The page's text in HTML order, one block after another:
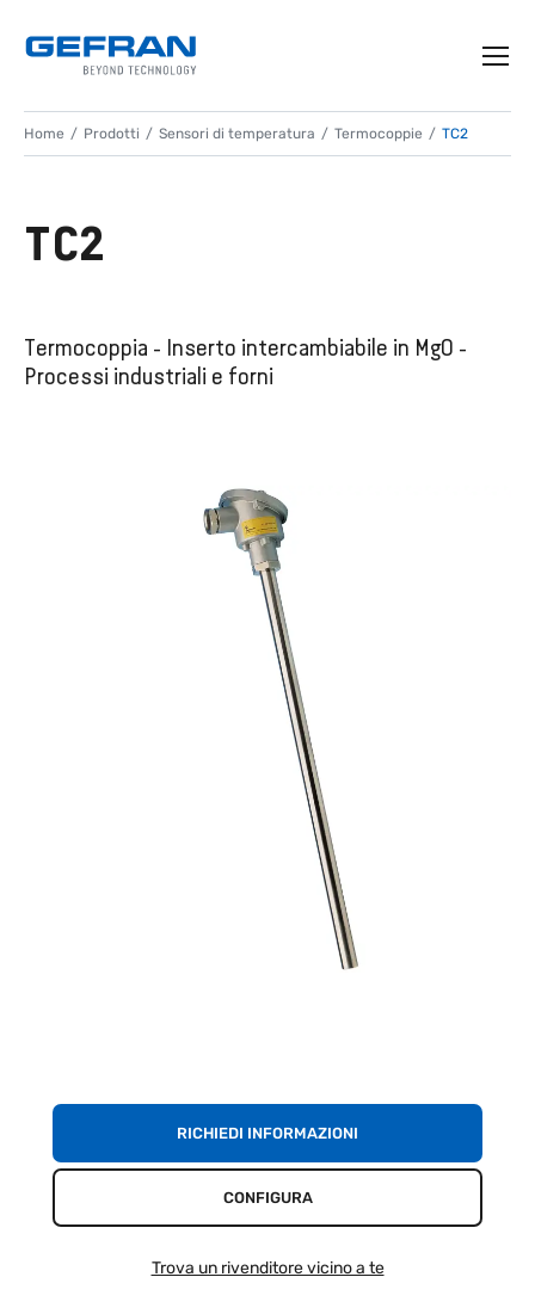
Home Prodotti Sensori di temperatura Termocoppie TC2
TC2
Termocoppia - Inserto intercambiabile in MgO -
Processi industriali e forni
RICHIEDI INFORMAZIONI
CONFIGURA
Trova un rivenditore vicino a te